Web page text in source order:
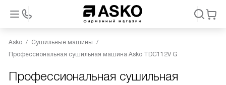
Asko
Сушильные машины
Профессиональная сушильная машина Asko TDC112V G
Профессиональная сушильная